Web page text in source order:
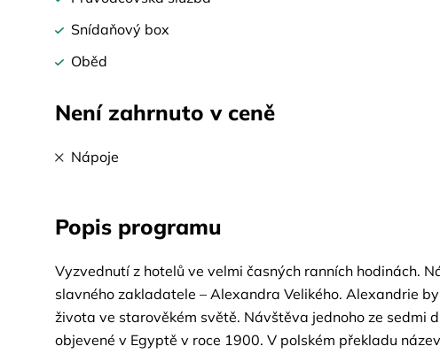
Snídaňový box
Oběd
Není zahrnuto v ceně
Nápoje
Popis programu
Vyzvednutí z hotelů ve velmi časných ranních hodinách.
slavného zakladatele – Alexandra Velikého. Alexandrie
života ve starověkém světě. Návštěva jednoho ze sedmi
objevené v Egyptě v roce 1900. V polském překladu